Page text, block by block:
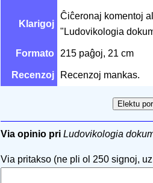
Klarigoj
Ĉiĉeronaj komentoj
"Ludovikologia
Formato 215 paĝoj, 21 cm
Recenzoj Recenzoj mankas.
Via opinio pri Ludovikologia
Via pritakso (ne pli ol 250 signoj,